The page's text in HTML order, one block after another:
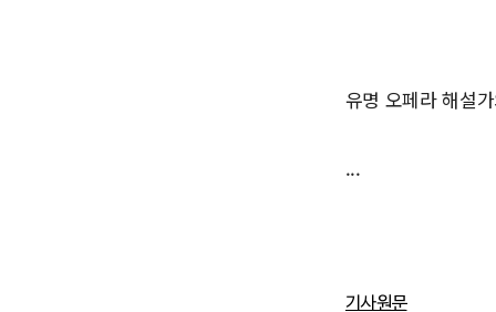
유명 오페라 해설
...
기사원문